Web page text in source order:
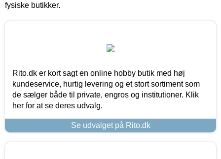
fysiske butikker.
Rito.dk er kort sagt en online hobby butik med høj
kundeservice, hurtig levering og et stort sortiment som
de sælger både til private, engros og institutioner. Klik
her for at se deres udvalg.
Se udvalget på Rito.dk